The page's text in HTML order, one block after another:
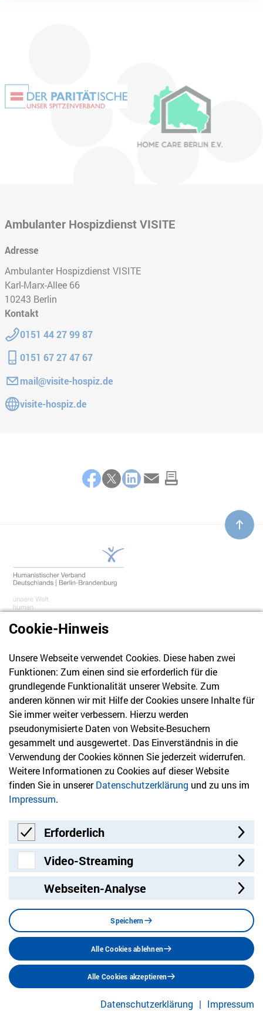
Ambulanter Hospizdienst VISITE
Adresse
Ambulanter Hospizdienst VISITE
Karl-Marx-Allee 66
10243 Berlin
Kontakt
Telefon:
0151 44 27 99 87
Mobiltelefon:
0151 67 27 47 67
E-Mail:mail@visite-hospiz.de
Gehe zur Website:
visite-hospiz.de
030 61 39 04 10
info@hvd-bb.de
Newsletter
Bleiben Sie mit unserem Newsletter auf dem aktuellsten
Stand mit Themen, die Sie interessieren.
Jetzt anmelden
Besuchen Sie uns auf:
Instagram
Datenschutz Impressum
Barrierefreiheit
Stellenangebote
Sitemap
Cookie-Hinweis
Unsere Webseite verwendet Cookies. Diese haben zwei
Funktionen: Zum einen sind sie erforderlich für die
grundlegende Funktionalität unserer Website. Zum
anderen können wir mit Hilfe der Cookies unsere Inhalte für
Sie immer weiter verbessern. Hierzu werden
pseudonymisierte Daten von Website-Besuchern
gesammelt und ausgewertet. Das Einverständnis in die
Verwendung der Cookies können Sie jederzeit widerrufen.
Weitere Informationen zu Cookies auf dieser Website
finden Sie in unsererDatenschutzerklärung und zu uns im
Impressum.
Erforderlich
Erforderlich
Video-Streaming
Video-Streaming
Webseiten-Analyse
Speichern
Alle Cookies ablehnen
Alle Cookies akzeptieren
Datenschutzerklärung Impressum